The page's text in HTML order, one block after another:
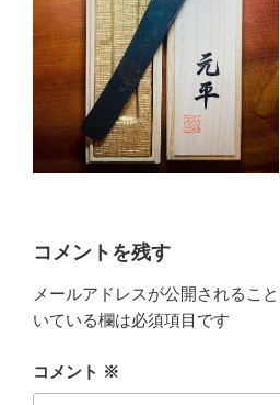
コメントを残す
メールアドレスが公開されること
いている欄は必須項目です
コメント ※